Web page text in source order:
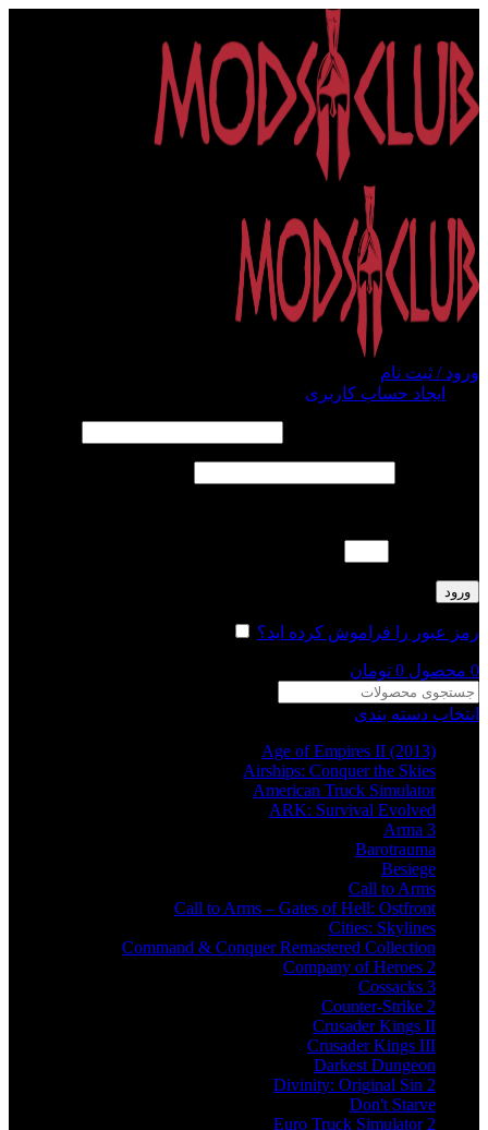
ورود / ثبت نام
ایجاد حساب کاربری
ورود
رمز عبور را فراموش کرده اید؟
0 محصول 0 تومان
انتخاب دسته بندی
Age of Empires II (2013)
Airships: Conquer the Skies
American Truck Simulator
ARK: Survival Evolved
Arma 3
Barotrauma
Besiege
Call to Arms
Call to Arms – Gates of Hell: Ostfront
Cities: Skylines
Command & Conquer Remastered Collection
Company of Heroes 2
Cossacks 3
Counter-Strike 2
Crusader Kings II
Crusader Kings III
Darkest Dungeon
Divinity: Original Sin 2
Don't Starve
Euro Truck Simulator 2